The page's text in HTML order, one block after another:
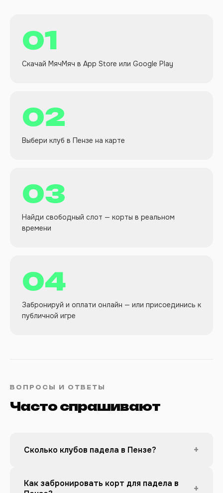
01
Скачай МячМяч в App Store или Google Play
02
Выбери клуб в Пензе на карте
03
Найди свободный слот — корты в реальном
времени
04
Забронируй и оплати онлайн — или присоединись к
публичной игре
ВОПРОСЫ И ОТВЕТЫ
Часто спрашивают
Сколько клубов падела в Пензе? +
Как забронировать корт для падела в
+